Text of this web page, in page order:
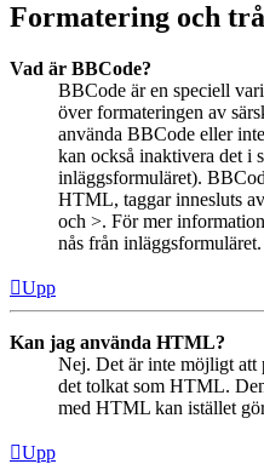
Formatering och
Vad är BBCode?
BBCode är en speciell
över formateringen av
använda BBCode eller
kan också inaktivera det i
inläggsformuläret).
HTML, taggar innesluts
och >. För mer
nås från inläggsformuläret.
Upp
Kan jag använda HTML?
Nej. Det är inte möjligt att
det tolkat som HTML.
med HTML kan istället
Upp